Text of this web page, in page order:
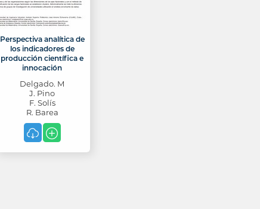
Perspectiva analítica de
los indicadores de
producción científica e
innocación
Delgado. M
J. Pino
F. Solís
R. Barea